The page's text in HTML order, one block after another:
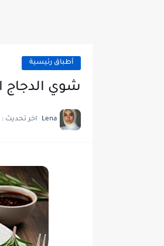
أطباق رئيسية
شوي الدجاج
Lena اخر تحديث :